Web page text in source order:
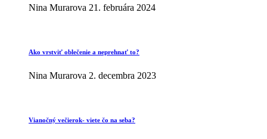
Nina Murarova 21. februára 2024
Ako vrstviť oblečenie a neprehnať to?
Nina Murarova 2. decembra 2023
Vianočný večierok- viete čo na seba?